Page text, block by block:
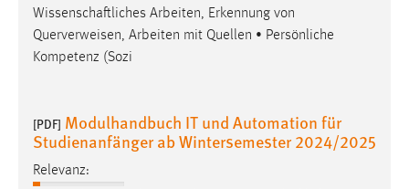
Wissenschaftliches Arbeiten, Erkennung von
Querverweisen, Arbeiten mit Quellen • Persönliche
Kompetenz (Sozi
[PDF] Modulhandbuch IT und Automation für
Studienanfänger ab Wintersemester 2024/2025
Relevanz: